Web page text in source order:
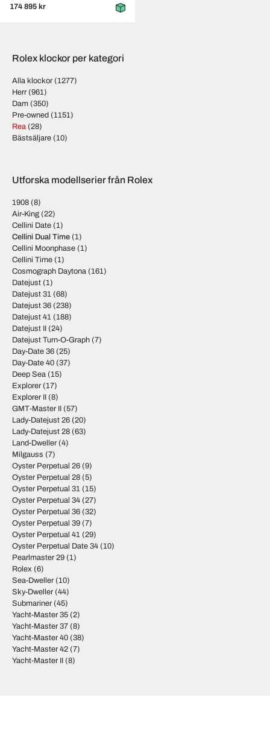
174 895 kr
Rolex klockor per kategori
Alla klockor (1277)
Herr (961)
Dam (350)
Pre-owned (1151)
Rea (28)
Bästsäljare (10)
Utforska modellserier från Rolex
1908 (8)
Air-King (22)
Cellini Date (1)
Cellini Dual Time (1)
Cellini Moonphase (1)
Cellini Time (1)
Cosmograph Daytona (161)
Datejust (1)
Datejust 31 (68)
Datejust 36 (238)
Datejust 41 (188)
Datejust II (24)
Datejust Turn-O-Graph (7)
Day-Date 36 (25)
Day-Date 40 (37)
Deep Sea (15)
Explorer (17)
Explorer II (8)
GMT-Master II (57)
Lady-Datejust 26 (20)
Lady-Datejust 28 (63)
Land-Dweller (4)
Milgauss (7)
Oyster Perpetual 26 (9)
Oyster Perpetual 28 (5)
Oyster Perpetual 31 (15)
Oyster Perpetual 34 (27)
Oyster Perpetual 36 (32)
Oyster Perpetual 39 (7)
Oyster Perpetual 41 (29)
Oyster Perpetual Date 34 (10)
Pearlmaster 29 (1)
Rolex (6)
Sea-Dweller (10)
Sky-Dweller (44)
Submariner (45)
Yacht-Master 35 (2)
Yacht-Master 37 (8)
Yacht-Master 40 (38)
Yacht-Master 42 (7)
Yacht-Master II (8)